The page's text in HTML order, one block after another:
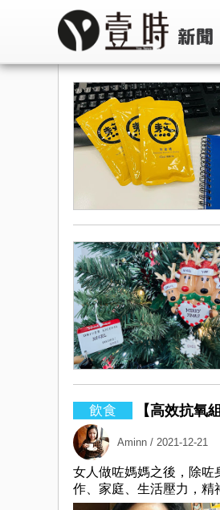
【高效抗氧
Aminn / 2021-12-21
女人做咗媽媽之後，除咗
作、家庭、生活壓力，精